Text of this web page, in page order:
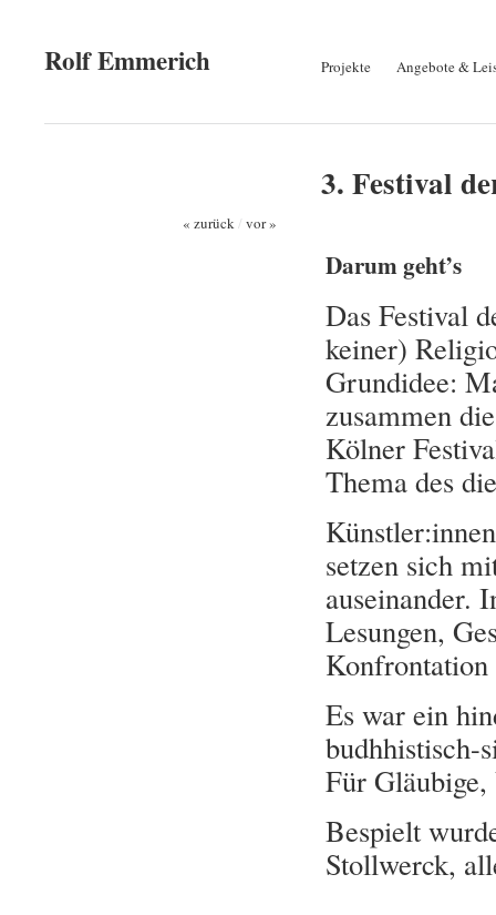
Rolf Emmerich Projekte Angebote &
3. Festival
« zurück/ vor »
Darum geht’s
Das Festival
keiner)
Grundidee:
zusammen
Kölner
Thema des
setzen sich
auseinander.
Lesungen,
Es war ein
budhhistisch-
Für
Bespielt
Stollwerck,